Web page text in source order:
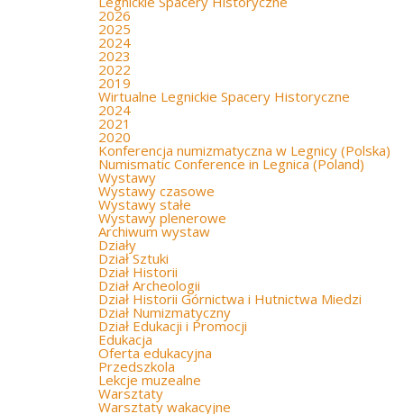
2026
2025
2024
2023
2022
2019
Wirtualne Legnickie Spacery Historyczne
2024
2021
2020
Konferencja numizmatyczna w Legnicy (Polska)
Numismatic Conference in Legnica (Poland)
Wystawy
Wystawy czasowe
Wystawy stałe
Wystawy plenerowe
Archiwum wystaw
Działy
Dział Sztuki
Dział Historii
Dział Archeologii
Dział Historii Górnictwa i Hutnictwa Miedzi
Dział Numizmatyczny
Dział Edukacji i Promocji
Edukacja
Oferta edukacyjna
Przedszkola
Lekcje muzealne
Warsztaty
Warsztaty wakacyjne